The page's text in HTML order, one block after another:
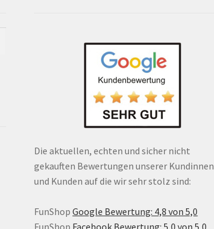
Die aktuellen, echten und sicher nicht
gekauften Bewertungen unserer Kundinnen
und Kunden auf die wir sehr stolz sind:
FunShop Google Bewertung: 4,8 von 5,0
FunShop Facebook Bewertung: 5,0 von 5,0